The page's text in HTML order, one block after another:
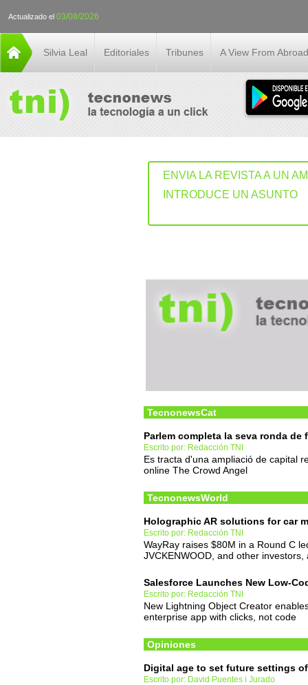
Actualizado el 03/08/2026
Silvia Leal Editoriales Tribunes A View From Abroad
ENVIA LA REVISTA A UN
INTRODUCE UN ASUNTO
TecnonewsCat
Parlem completa la seva ronda
Escrito por: Redacción TNI
Es tracta d'una ampliació de capital
online The Crowd Angel
TecnonewsWorld
Holographic AR solutions for car
Escrito por: Redacción TNI
WayRay raises $80M in a Round C
JVCKENWOOD, and other
Salesforce Launches New Low-
Escrito por: Redacción TNI
New Lightning Object Creator
enterprise app with clicks, not code
Opiniones
Digital age to set future settings
Escrito por: David Puentes i Jurado